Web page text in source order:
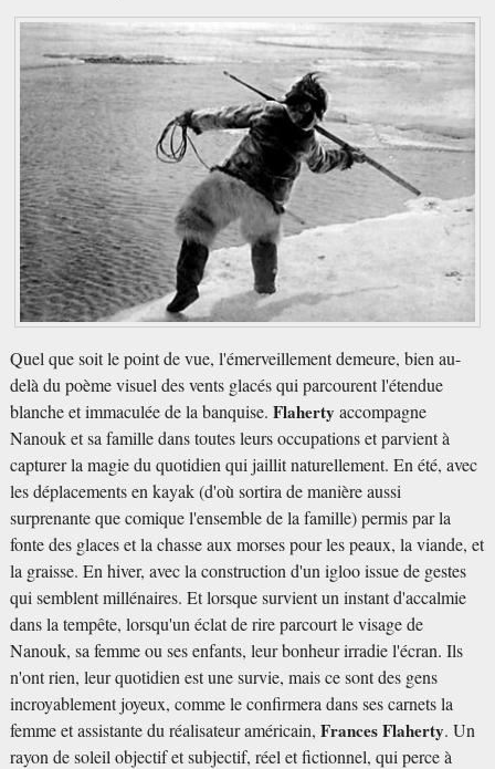
Quel que soit le point de vue, l'émerveillement demeure, bien au-
delà du poème visuel des vents glacés qui parcourent l'étendue
blanche et immaculée de la banquise. Flaherty accompagne
Nanouk et sa famille dans toutes leurs occupations et parvient à
capturer la magie du quotidien qui jaillit naturellement. En été, avec
les déplacements en kayak (d'où sortira de manière aussi
surprenante que comique l'ensemble de la famille) permis par la
fonte des glaces et la chasse aux morses pour les peaux, la viande, et
la graisse. En hiver, avec la construction d'un igloo issue de gestes
qui semblent millénaires. Et lorsque survient un instant d'accalmie
dans la tempête, lorsqu'un éclat de rire parcourt le visage de
Nanouk, sa femme ou ses enfants, leur bonheur irradie l'écran. Ils
n'ont rien, leur quotidien est une survie, mais ce sont des gens
incroyablement joyeux, comme le confirmera dans ses carnets la
femme et assistante du réalisateur américain, Frances Flaherty. Un
rayon de soleil objectif et subjectif, réel et fictionnel, qui perce à